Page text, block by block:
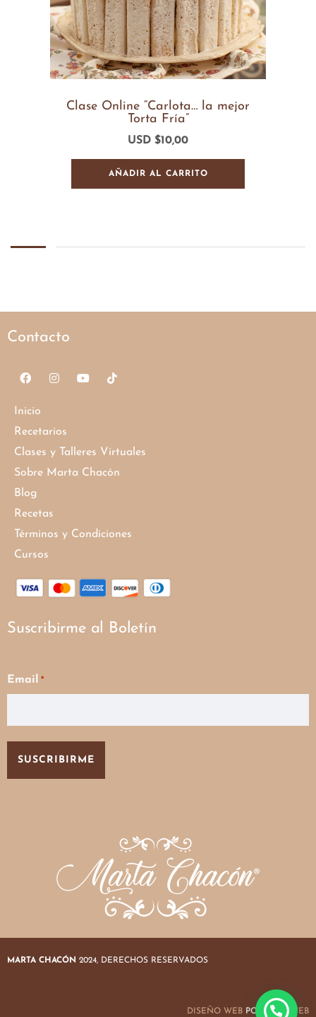
Clase Online “Carlota… la mejor
Torta Fría”
USD $10,00
AÑADIR AL CARRITO
Contacto
Inicio
Recetarios
Clases y Talleres Virtuales
Sobre Marta Chacón
Blog
Recetas
Términos y Condiciones
Cursos
Suscribirme al Boletín
Email *
MARTA CHACÓN 2024, DERECHOS RESERVADOS
DISEÑO WEB PORNOBAWEB